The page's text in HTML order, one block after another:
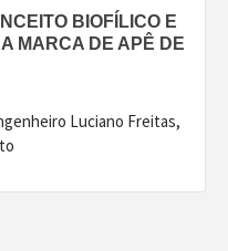
BIOFÍLICO E
MARCA DE APÊ DE
Luciano Freitas,